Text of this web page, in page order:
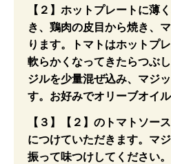
【２】ホットプレートに薄
き、鶏肉の皮目から焼き、
ります。トマトはホットプ
軟らかくなってきたらつぶ
ジルを少量混ぜ込み、マジ
す。お好みでオリーブオイル
【３】【２】のトマトソー
につけていただきます。マ
振って味つけしてください。